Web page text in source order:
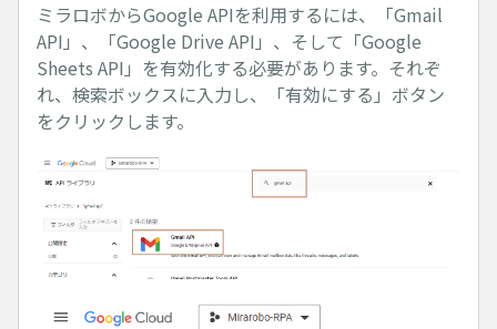
ミラロボからGoogle APIを利用するには、「Gmail
API」、「Google Drive API」、そして「Google
Sheets API」を有効化する必要があります。それぞ
れ、検索ボックスに入力し、「有効にする」ボタン
をクリックします。